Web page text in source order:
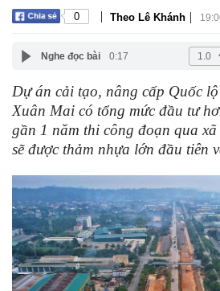
0 | Theo Lê Khánh |
Nghe đọc bài 0:17
Dự án cải tạo, nâng cấp Quốc
Xuân Mai có tổng mức đầu tư
gần 1 năm thi công đoạn qua
sẽ được thảm nhựa lớn đầu tiên